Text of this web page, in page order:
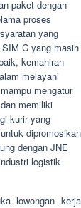
paket dengan
proses
yang
C yang masih
kemahiran
melayani
mengatur
memiliki
kurir yang
dipromosikan
dengan JNE
logistik
lowongan kerja